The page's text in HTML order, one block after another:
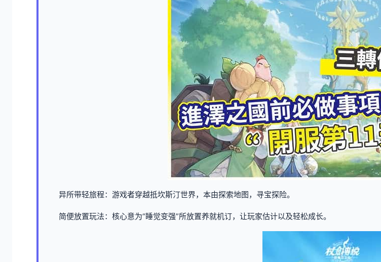
异所带轻旅程：游戏者穿越抵坎斯汀世界，本由探索地图，寻宝探险。
简便放置玩法：核心意为“睡觉变强”所放置养就机订，让玩家估计以及轻松成长。